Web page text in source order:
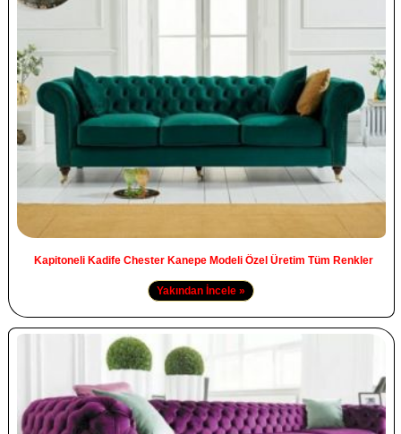
Kapitoneli Kadife Chester Kanepe Modeli Özel Üretim Tüm Renkler
Yakından İncele »